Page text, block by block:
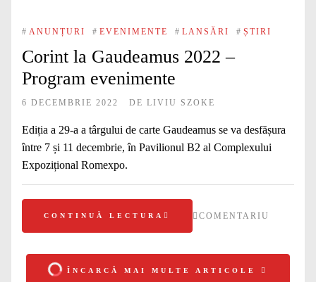
# ANUNȚURI # EVENIMENTE # LANSĂRI # ȘTIRI
Corint la Gaudeamus 2022 –
Program evenimente
6 DECEMBRIE 2022 DE LIVIU SZOKE
Ediția a 29-a a târgului de carte Gaudeamus se va desfășura
între 7 și 11 decembrie, în Pavilionul B2 al Complexului
Expozițional Romexpo.
CONTINUĂ LECTURA COMENTARIU
ÎNCARCĂ MAI MULTE ARTICOLE